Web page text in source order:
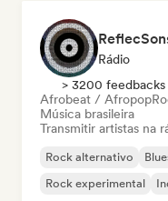
Rádio
> 3200 feedbacks
Afrobeat / Afropop
Música brasileira
Transmitir artistas na
Rock alternativo
Rock experimental